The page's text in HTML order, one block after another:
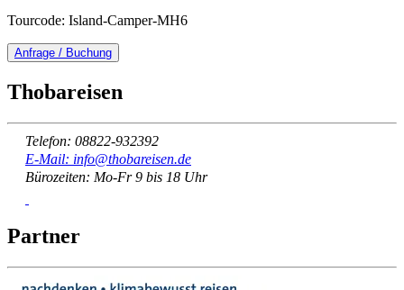
Tourcode: Island-Camper-MH6
Anfrage / Buchung
Thobareisen
Telefon: 08822-932392
E-Mail: info@thobareisen.de
Bürozeiten: Mo-Fr 9 bis 18 Uhr
Partner